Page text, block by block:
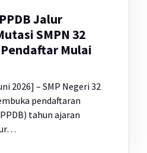
Jalur
SMPN 32
Mulai
2026] – SMP Negeri 32
pendaftaran
tahun ajaran